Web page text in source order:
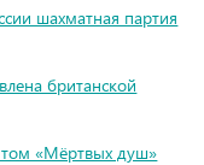
шахматная партия
британской
«Мёртвых душ»